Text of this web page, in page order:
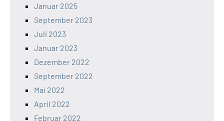
Januar 2025
September 2023
Juli 2023
Januar 2023
Dezember 2022
September 2022
Mai 2022
April 2022
Februar 2022